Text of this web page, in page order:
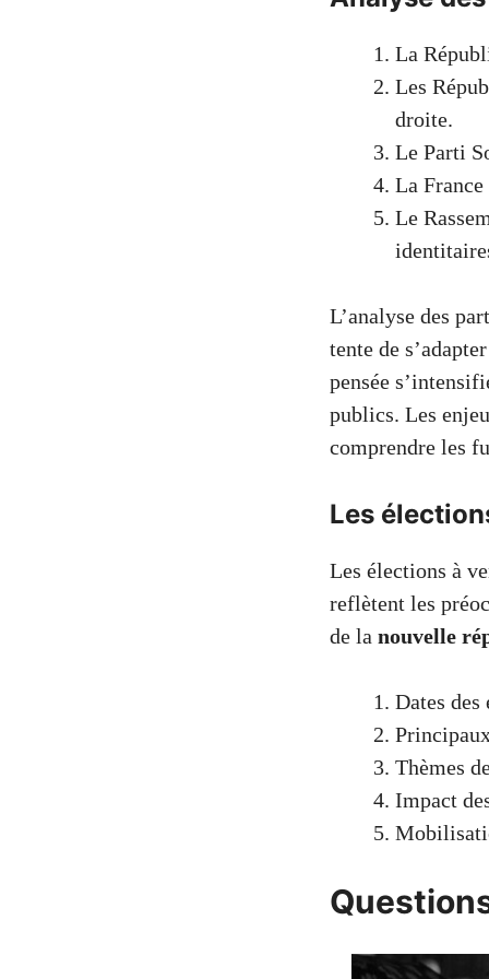
La
Les
droite.
Le Parti
La
Le
L’analyse des
tente de
pensée
publics. Les
comprendre les
Les
Les élections à
reflètent les
de la nouvelle
Dates
Thèmes
Impact